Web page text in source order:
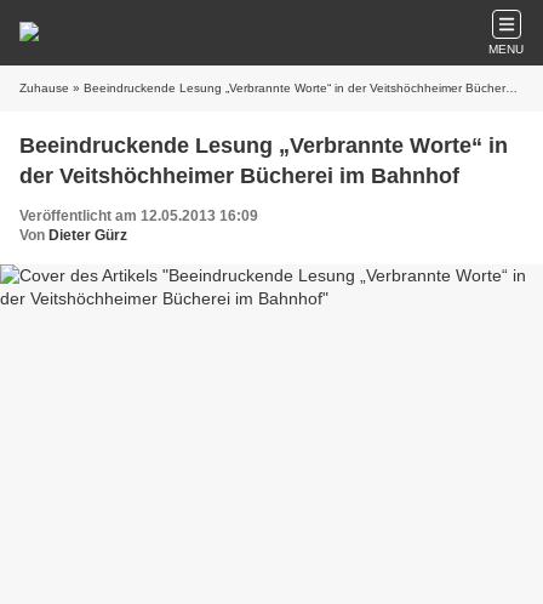
MENU
Zuhause » Beeindruckende Lesung „Verbrannte Worte“ in der Veitshöchheimer Bücherei im Bahnhof
Beeindruckende Lesung „Verbrannte Worte“ in
der Veitshöchheimer Bücherei im Bahnhof
Veröffentlicht am 12.05.2013 16:09
Von Dieter Gürz